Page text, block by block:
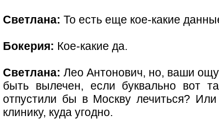
Светлана: То есть еще кое-какие
Бокерия: Кое-какие да.
Светлана: Лео Антонович, но, ваши
быть вылечен, если буквально вот
отпустили бы в Москву лечиться?
клинику, куда угодно.